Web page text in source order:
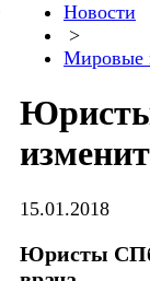
Новости
>
Мировые
15.01.2018
Юристы